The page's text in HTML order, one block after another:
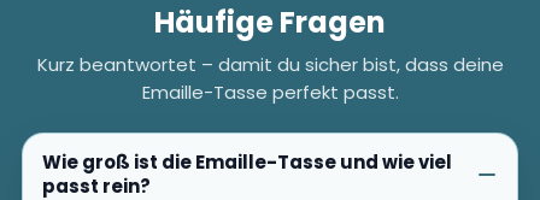
Häufige Fragen
Kurz beantwortet – damit du sicher bist, dass deine
Emaille-Tasse perfekt passt.
Wie groß ist die Emaille-Tasse und wie viel
passt rein?